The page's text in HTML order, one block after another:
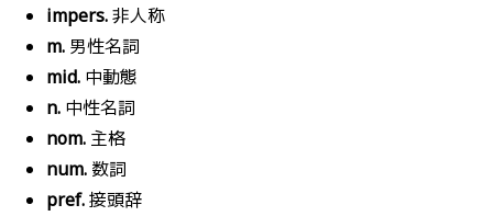
impers.非人称
m. 男性名詞
mid. 中動態
n. 中性名詞
nom. 主格
num. 数詞
pref.接頭辞